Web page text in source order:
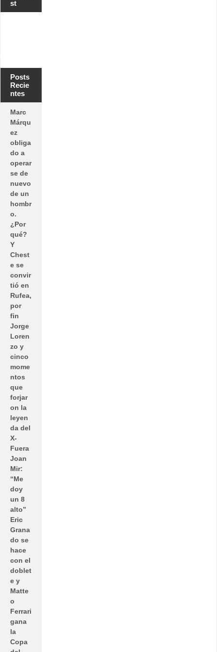
st
Posts
Recie
ntes
Marc
Márqu
ez
obliga
do a
operar
se de
nuevo
de un
hombr
o.
¿Por
qué?
Y
Chest
e se
convir
tió en
Rufea,
por
fin
Jorge
Loren
zo y
cinco
mome
ntos
que
forjar
on la
leyen
da del
X-
Fuera
Joan
Mir:
“Me
doy
un 8
alto”
Eric
Grana
do se
hace
con el
doblet
e y
Matte
o
Ferrari
gana
la
Copa